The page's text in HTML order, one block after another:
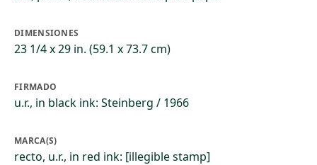
DIMENSIONES
23 1/4 x 29 in. (59.1 x 73.7 cm)
FIRMADO
u.r., in black ink: Steinberg / 1966
MARCA(S)
recto, u.r., in red ink: [illegible stamp]